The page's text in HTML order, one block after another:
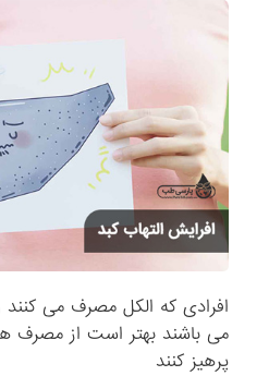
افرادی که الکل مصرف می
می باشند بهتر است از مصرف
پرهیز کنند